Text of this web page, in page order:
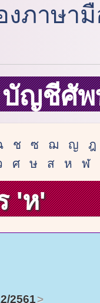
งภาษา
บัญชีศัพ
ช ซ ฌ ญ
ฎ
ศ ษ ส ห ฬ
'ห'
2561